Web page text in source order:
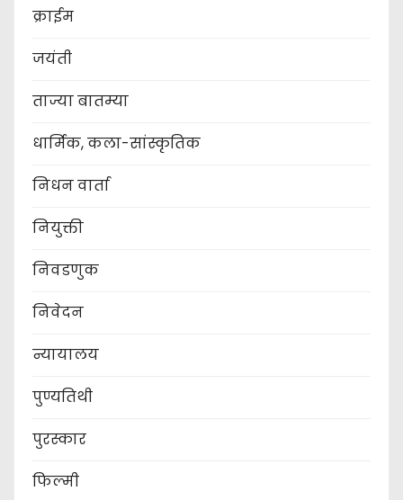
क्राईम
जयंती
ताज्या बातम्या
धार्मिक, कला-सांस्कृतिक
निधन वार्ता
नियुक्ती
निवडणुक
निवेदन
न्यायालय
पुण्यतिथी
पुरस्कार
फिल्मी